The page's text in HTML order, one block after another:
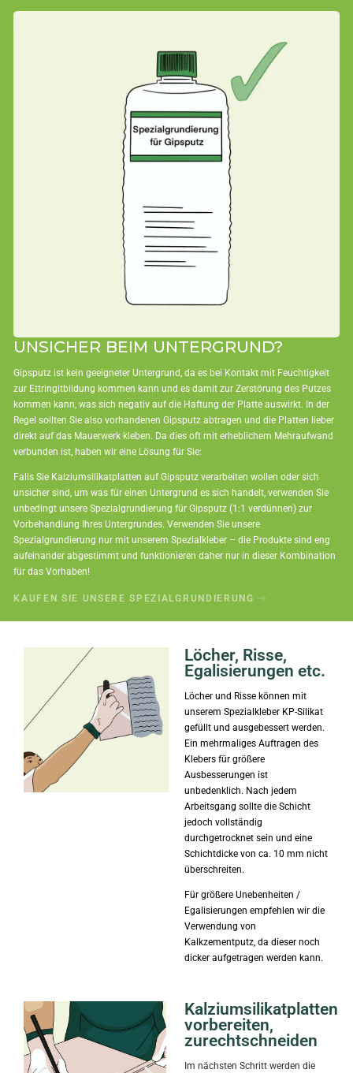
UNSICHER BEIM UNTERGRUND?
Gipsputz ist kein geeigneter Untergrund, da es bei Kontakt mit Feuchtigkeit
zur Ettringitbildung kommen kann und es damit zur Zerstörung des Putzes
kommen kann, was sich negativ auf die Haftung der Platte auswirkt. In der
Regel sollten Sie also vorhandenen Gipsputz abtragen und die Platten lieber
direkt auf das Mauerwerk kleben. Da dies oft mit erheblichem Mehraufwand
verbunden ist, haben wir eine Lösung für Sie:
Falls Sie Kalziumsilikatplatten auf Gipsputz verarbeiten wollen oder sich
unsicher sind, um was für einen Untergrund es sich handelt, verwenden Sie
unbedingt unsere Spezialgrundierung für Gipsputz (1:1 verdünnen) zur
Vorbehandlung Ihres Untergrundes. Verwenden Sie unsere
Spezialgrundierung nur mit unserem Spezialkleber – die Produkte sind eng
aufeinander abgestimmt und funktionieren daher nur in dieser Kombination
für das Vorhaben!
KAUFEN SIE UNSERE SPEZIALGRUNDIERUNG
Löcher, Risse,
Egalisierungen etc.
Löcher und Risse können mit
unserem Spezialkleber KP-Silikat
gefüllt und ausgebessert werden.
Ein mehrmaliges Auftragen des
Klebers für größere
Ausbesserungen ist
unbedenklich. Nach jedem
Arbeitsgang sollte die Schicht
jedoch vollständig
durchgetrocknet sein und eine
Schichtdicke von ca. 10 mm nicht
überschreiten.
Für größere Unebenheiten /
Egalisierungen empfehlen wir die
Verwendung von
Kalkzementputz, da dieser noch
dicker aufgetragen werden kann.
Kalziumsilikatplatten
vorbereiten,
zurechtschneiden
Im nächsten Schritt werden die